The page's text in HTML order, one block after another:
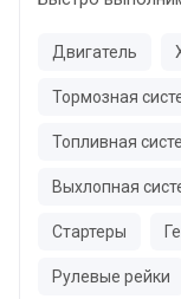
Двигатель
Тормозная
Топливная
Выхлопная
Стартеры
Рулевые рейки